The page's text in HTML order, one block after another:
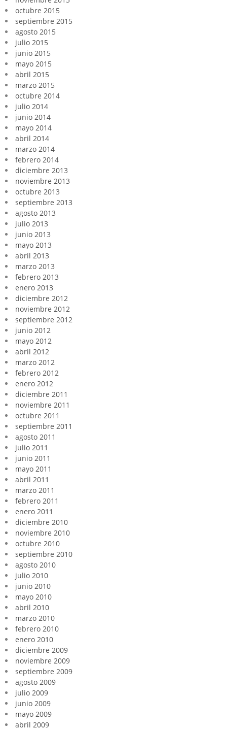
octubre 2015
septiembre 2015
agosto 2015
julio 2015
junio 2015
mayo 2015
abril 2015
marzo 2015
octubre 2014
julio 2014
junio 2014
mayo 2014
abril 2014
marzo 2014
febrero 2014
diciembre 2013
noviembre 2013
octubre 2013
septiembre 2013
agosto 2013
julio 2013
junio 2013
mayo 2013
abril 2013
marzo 2013
febrero 2013
enero 2013
diciembre 2012
noviembre 2012
septiembre 2012
junio 2012
mayo 2012
abril 2012
marzo 2012
febrero 2012
enero 2012
diciembre 2011
noviembre 2011
octubre 2011
septiembre 2011
agosto 2011
julio 2011
junio 2011
mayo 2011
abril 2011
marzo 2011
febrero 2011
enero 2011
diciembre 2010
noviembre 2010
octubre 2010
septiembre 2010
agosto 2010
julio 2010
junio 2010
mayo 2010
abril 2010
marzo 2010
febrero 2010
enero 2010
diciembre 2009
noviembre 2009
septiembre 2009
agosto 2009
julio 2009
junio 2009
mayo 2009
abril 2009